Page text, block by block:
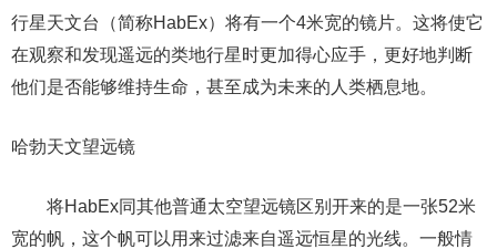
行星天文台（简称HabEx）将有一个4米宽的镜片。这将使它
在观察和发现遥远的类地行星时更加得心应手，更好地判断
他们是否能够维持生命，甚至成为未来的人类栖息地。
哈勃天文望远镜
将HabEx同其他普通太空望远镜区别开来的是一张52米
宽的帆，这个帆可以用来过滤来自遥远恒星的光线。一般情